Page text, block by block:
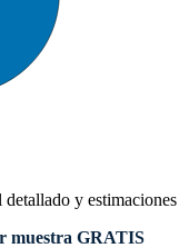
y
muestra GRATIS